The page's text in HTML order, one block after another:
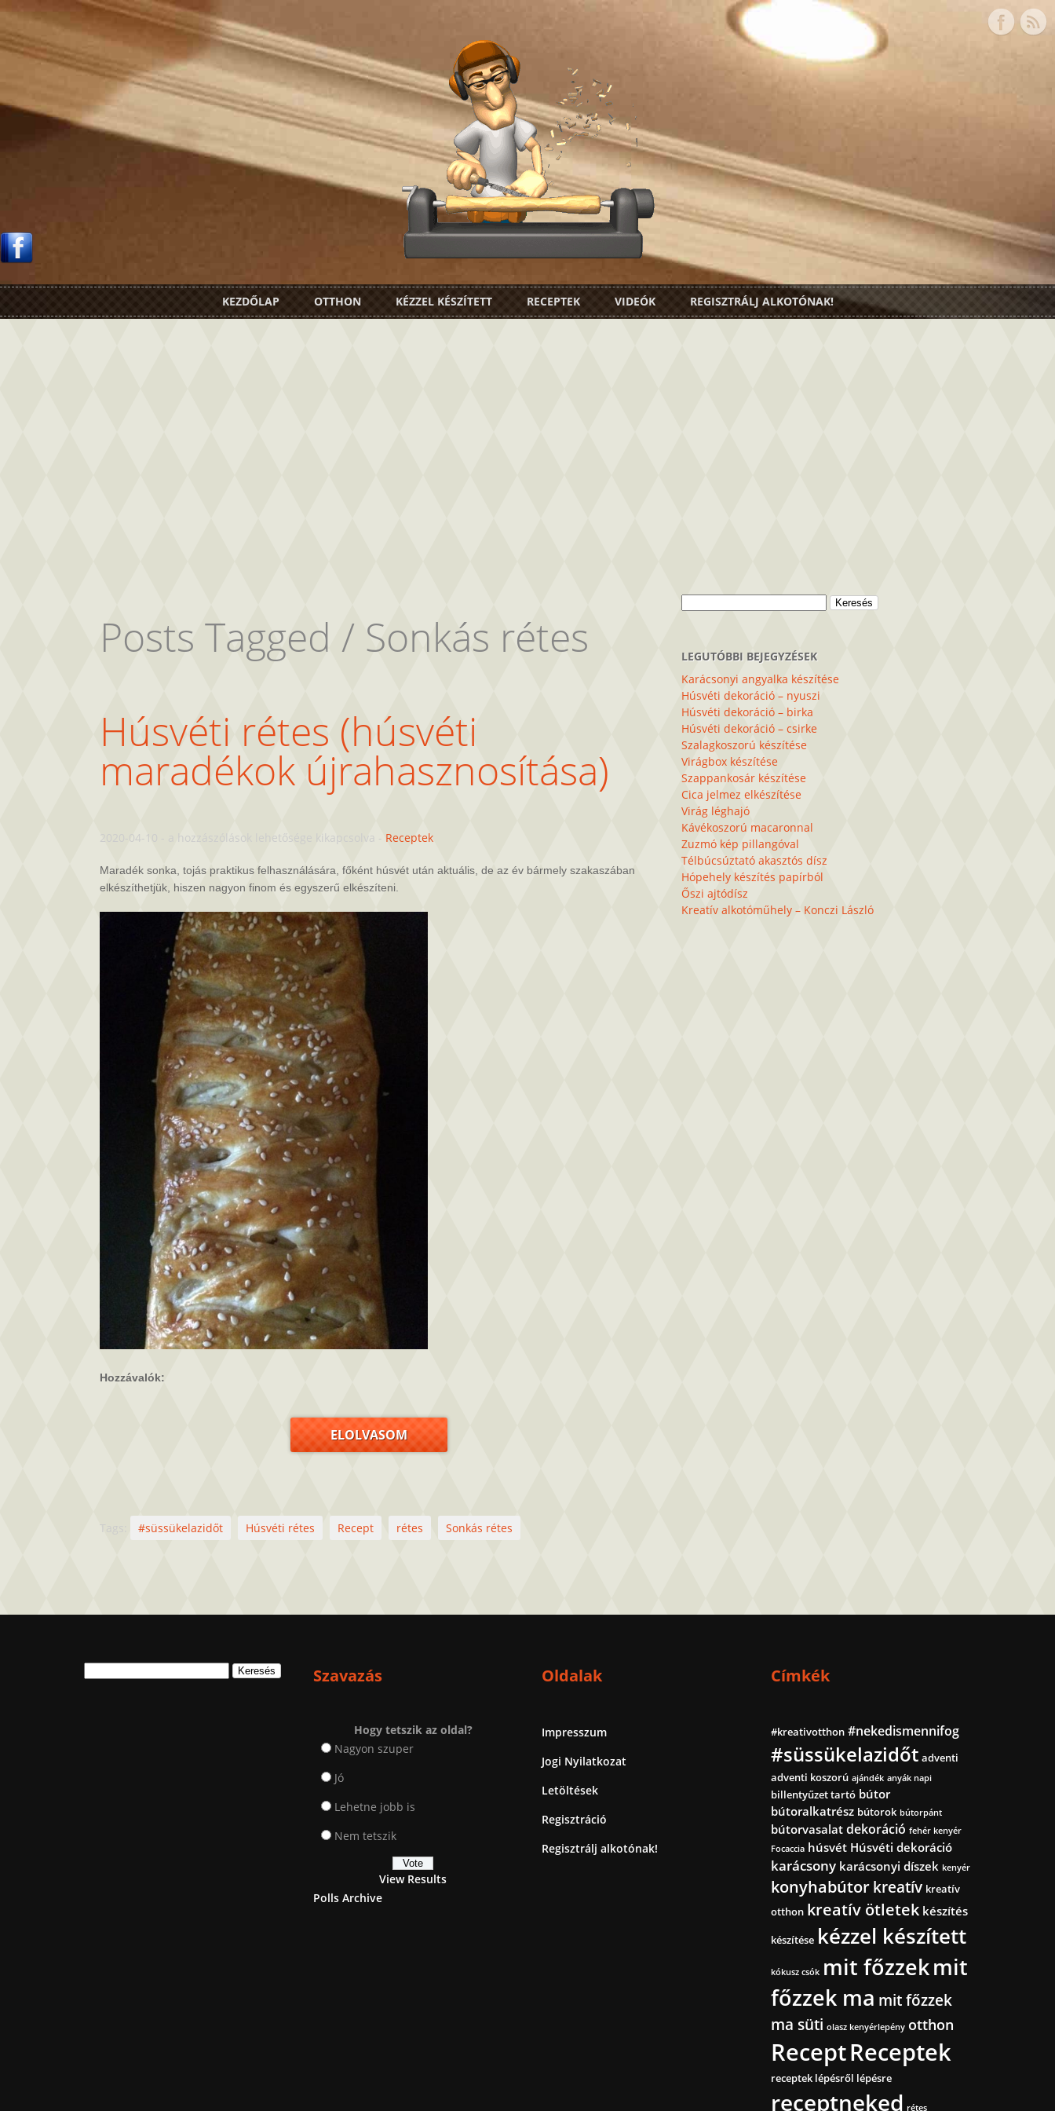
KEZDŐLAP OTTHON KÉZZEL KÉSZÍTETT RECEPTEK VIDEÓK REGISZTRÁLJ ALKOTÓNAK!
Posts Tagged / Sonkás rétes
Húsvéti rétes (húsvéti
maradékok újrahasznosítása)
2020-04-10
Húsvéti
(húsvéti
maradékok
bejegyzéshez
a hozzászólások lehetősége kikapcsolva - Receptek
Maradék sonka, tojás praktikus felhasználására, főként húsvét után aktuális, de az év bármely szakaszában
elkészíthetjük, hiszen nagyon finom és egyszerű elkészíteni.
Hozzávalók:
ELOLVASOM
Tags: #süssükelazidőt Húsvéti rétes Recept rétes Sonkás rétes
LEGUTÓBBI BEJEGYZÉSEK
Karácsonyi angyalka készítése
Húsvéti dekoráció – nyuszi
Húsvéti dekoráció – birka
Húsvéti dekoráció – csirke
Szalagkoszorú készítése
Virágbox készítése
Szappankosár készítése
Cica jelmez elkészítése
Virág léghajó
Kávékoszorú macaronnal
Zuzmó kép pillangóval
Télbúcsúztató akasztós dísz
Hópehely készítés papírból
Őszi ajtódísz
Kreatív alkotóműhely – Konczi László
Szavazás
Hogy tetszik az oldal?
Nagyon szuper
Jó
Lehetne jobb is
Nem tetszik
View Results
Polls Archive
Oldalak
Impresszum
Jogi Nyilatkozat
Letöltések
Regisztráció
Regisztrálj alkotónak!
Címkék
#kreativotthon #nekedismennifog
#süssükelazidőt adventi
adventi koszorú ajándék anyák napi
billentyűzet tartó bútor
bútoralkatrész bútorok bútorpánt
bútorvasalat dekoráció fehér kenyér
Focaccia húsvét Húsvéti dekoráció
karácsony karácsonyi díszek kenyér
konyhabútor kreatív kreatív
otthon kreatív ötletek készítés
készítése kézzel készített
kókusz csók mit főzzekmit
főzzek ma mit főzzek
ma süti olasz kenyérlepény otthon
ReceptReceptek
receptek lépésről lépésre
receptneked rétes